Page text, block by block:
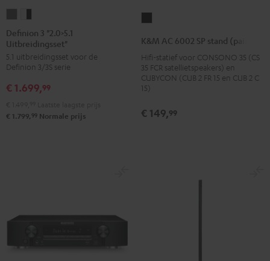
3
"2.0>5.1
Uitbreidingsset"
Antraciet
"2.0>5.1
Uitbreidingsset"
Wit/zwart
Definion 3 "2.0>5.1
Uitbreidingsset"
5.1 uitbreidingsset voor de
Definion 3/3S serie
€ 1.699,99
€ 1.799, 99 Normale prijs
6002
SP
stand
K&M AC 6002 SP stand (pair)
Hifi-statief voor CONSONO 35 (CS
35 FCR satellietspeakers) en
CUBYCON (CUB 2 FR 15 en CUB 2 C
15)
€ 149,99